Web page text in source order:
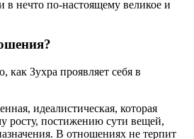
в нечто по-настоящему великое и
как Зухра проявляет себя в
идеалистическая, которая
росту, постижению сути вещей,
В отношениях не терпит